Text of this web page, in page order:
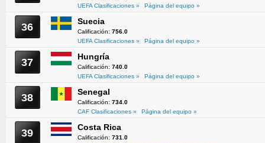
UEFA Clasificaciones »
Página del equipo »
36 Suecia
Calificación: 756.0
UEFA Clasificaciones »
Página del equipo »
37 Hungría
Calificación: 740.0
UEFA Clasificaciones »
Página del equipo »
38 Senegal
Calificación: 734.0
CAF Clasificaciones »
Página del equipo »
39 Costa Rica
Calificación: 731.0